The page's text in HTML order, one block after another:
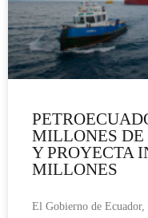
MILLONES DE
Y PROYECTA
MILLONES
El Gobierno de Ecuador,